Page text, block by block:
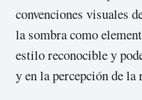
convenciones visuales
la sombra como
estilo reconocible y
y en la percepción de